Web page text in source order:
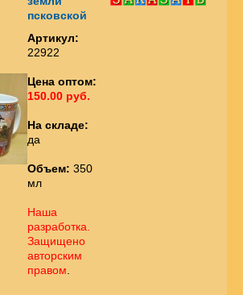
псковской
Артикул:
22922
Цена оптом:
150.00 руб.
На складе:
да
Объем: 350
мл
Наша
разработка.
Защищено
авторским
правом